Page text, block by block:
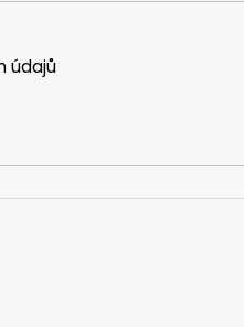
údajů